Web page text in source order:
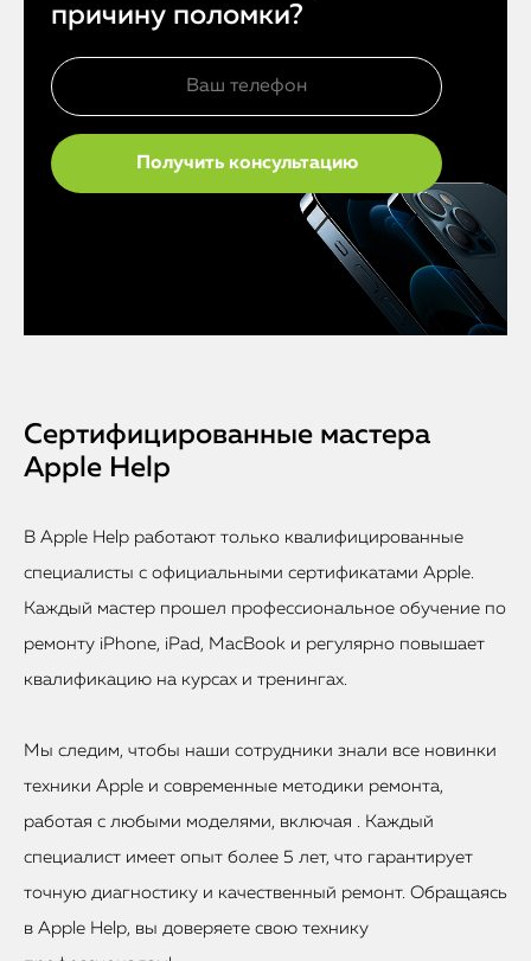
причину поломки?
Сертифицированные мастера
Apple Help
В Apple Help работают только квалифицированные
специалисты с официальными сертификатами Apple.
Каждый мастер прошел профессиональное обучение по
ремонту iPhone, iPad, MacBook и регулярно повышает
квалификацию на курсах и тренингах.
Мы следим, чтобы наши сотрудники знали все новинки
техники Apple и современные методики ремонта,
работая с любыми моделями, включая . Каждый
специалист имеет опыт более 5 лет, что гарантирует
точную диагностику и качественный ремонт. Обращаясь
в Apple Help, вы доверяете свою технику